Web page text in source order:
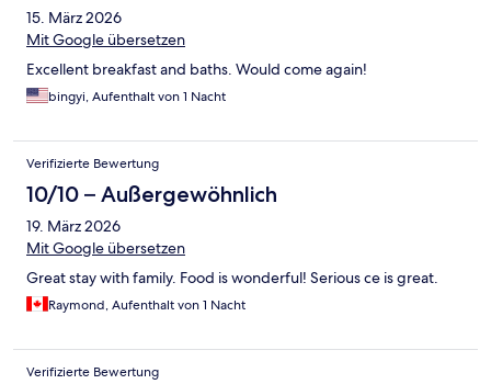
15. März 2026
Mit Google übersetzen
Excellent breakfast and baths. Would come again!
bingyi, Aufenthalt von 1 Nacht
Verifizierte Bewertung
10/10 – Außergewöhnlich
19. März 2026
Mit Google übersetzen
Great stay with family. Food is wonderful! Serious ce is great.
Raymond, Aufenthalt von 1 Nacht
Verifizierte Bewertung